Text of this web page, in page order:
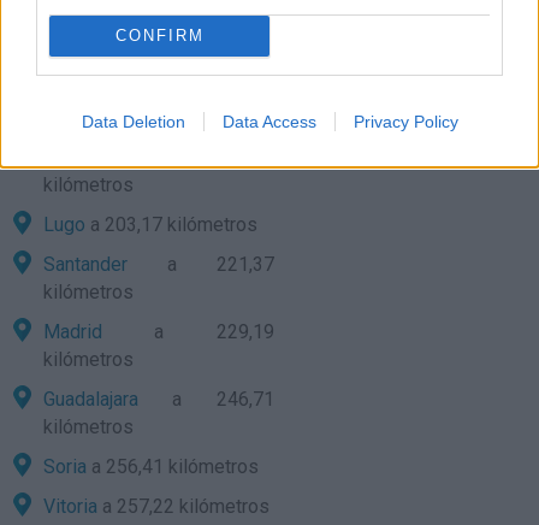
CONFIRM
Data Deletion Data Access Privacy Policy
Oviedoa 160,00
kilómetros
kilómetros
kilómetros
Lugo a 203,17 kilómetros
Santander a 221,37
kilómetros
Madrid a 229,19
kilómetros
Guadalajara a 246,71
kilómetros
Soria a 256,41 kilómetros
Vitoria a 257,22 kilómetros